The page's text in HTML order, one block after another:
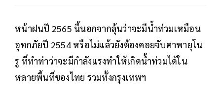
หน้าฝนปี 2565 นี้นอกจากลุ้นว่าจะมีน้ำท่วมเหมือน
อุทกภัยปี 2554 หรือไม่แล้วยังต้องคอยจับตาพายุโน
รู ที่ทำท่าว่าจะมีกำลังแรงทำให้เกิดน้ำท่วมได้ใน
หลายพื้นที่ของไทย รวมทั้งกรุงเทพฯ